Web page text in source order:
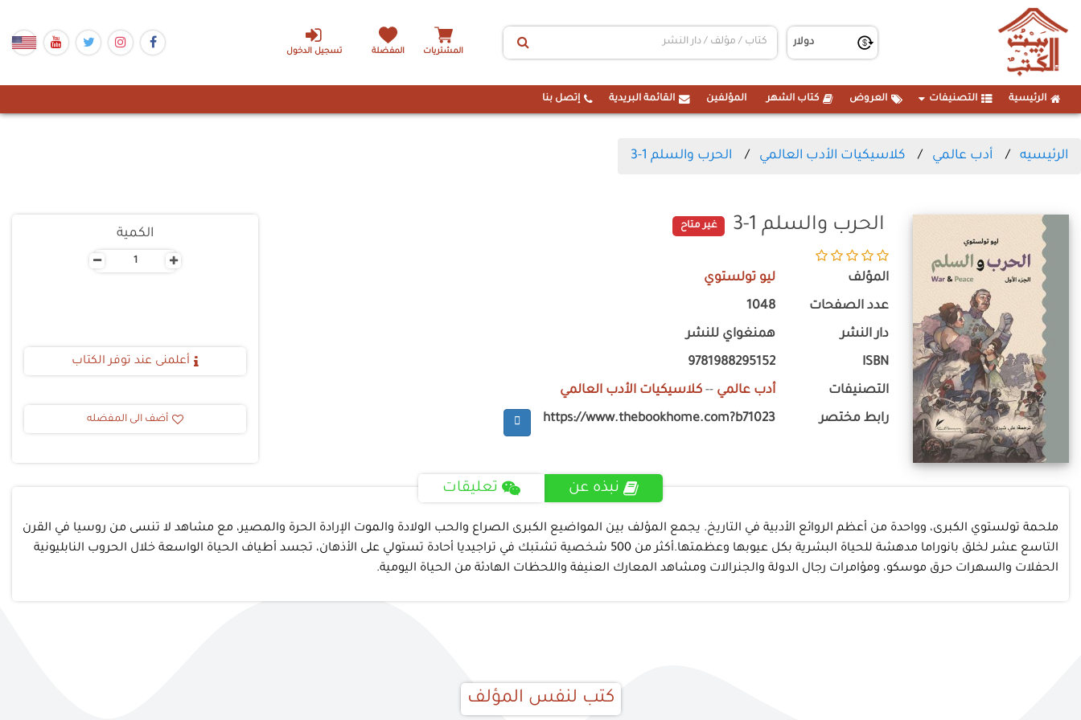
تسجيل الدخول المشتريات المفضلة
الرئيسية التصنيفات العروض كتاب الشهر المؤلفين القائمة البريدية إتصل بنا
الرئيسيه أدب عالمي كلاسيكيات الأدب العالمي الحرب والسلم 1-3
الحرب والسلم 1-3 غير متاح
المؤلف ليو تولستوي
عدد الصفحات 1048
دار النشر همنغواي للنشر
ISBN
9781988295152
التصنيفات أدب عالمي -- كلاسيكيات الأدب العالمي
رابط مختصر https://www.thebookhome.com?b71023
الكمية
- +
أعلمنى عند توفر الكتاب
أضف الى المفضله
نبذه عن تعليقات
ملحمة تولستوي الكبرى، وواحدة من أعظم الروائع الأدبية في التاريخ. يجمع المؤلف بين المواضيع الكبرى الصراع والحب الولادة والموت الإرادة الحرة والمصير، مع مشاهد لا تنسى من روسيا في القرن
التاسع عشر لخلق بانوراما مدهشة للحياة البشرية بكل عيوبها وعظمتها.أكثر من 500 شخصية تشتبك في تراجيديا أحادة تستولي على الأذهان، تجسد أطياف الحياة الواسعة خلال الحروب النابليونية
الحفلات والسهرات حرق موسكو، ومؤامرات رجال الدولة والجنرالات ومشاهد المعارك العنيفة واللحظات الهادئة من الحياة اليومية.
كتب لنفس المؤلف